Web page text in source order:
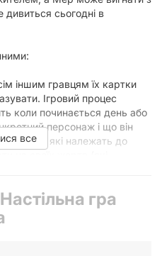
дивиться сьогодні в
іншим гравцям їх картки
Ігровий процес
коли починається день або
персонаж і що він
гравці, які належать до
їх. Перемагає одна з
все
Настільна гра